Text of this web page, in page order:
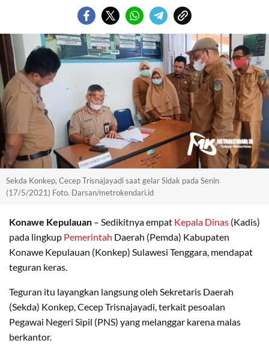
Sekda Konkep, Cecep Trisnajayadi saat gelar Sidak pada Senin
(17/5/2021) Foto. Darsan/metrokendari.id
Konawe Kepulauan – Sedikitnya empat Kepala Dinas (Kadis)
pada lingkup Pemerintah Daerah (Pemda) Kabupaten
Konawe Kepulauan (Konkep) Sulawesi Tenggara, mendapat
teguran keras.
Teguran itu layangkan langsung oleh Sekretaris Daerah
(Sekda) Konkep, Cecep Trisnajayadi, terkait pesoalan
Pegawai Negeri Sipil (PNS) yang melanggar karena malas
berkantor.